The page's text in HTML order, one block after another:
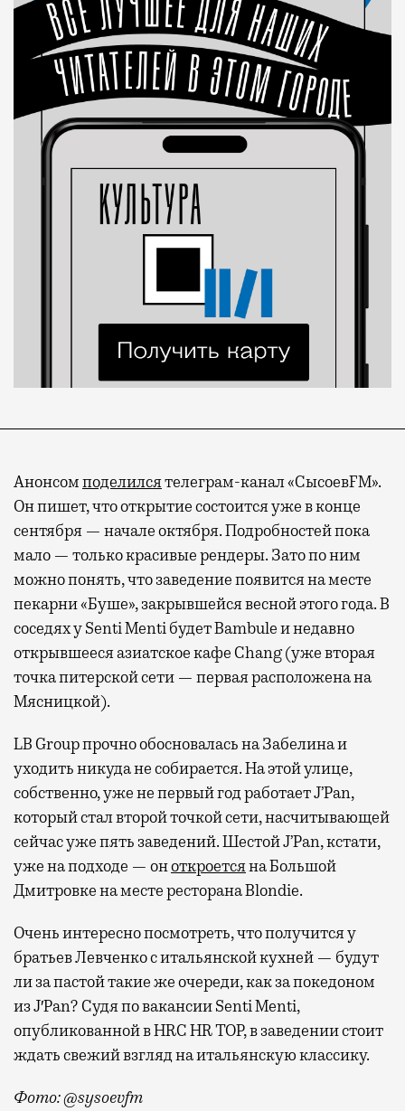
Анонсомподелилсятелеграм-канал «СысоевFM».
Он пишет, что открытие состоится уже в конце
сентября — начале октября. Подробностей пока
мало — только красивые рендеры. Зато по ним
можно понять, что заведение появится на месте
пекарни «Буше», закрывшейся весной этого года. В
соседях у Senti Menti будет Bambule и недавно
открывшееся азиатское кафе Chang (уже вторая
точка питерской сети — первая расположена на
Мясницкой).
LB Group прочно обосновалась на Забелина и
уходить никуда не собирается. На этой улице,
собственно, уже не первый год работает J’Pan,
который стал второй точкой сети, насчитывающей
сейчас уже пять заведений. Шестой J’Pan, кстати,
уже на подходе — оноткроетсяна Большой
Дмитровке на месте ресторана Blondie.
Очень интересно посмотреть, что получится у
братьев Левченко с итальянской кухней — будут
ли за пастой такие же очереди, как за покедоном
из J′Pan? Судя по вакансии Senti Menti,
опубликованной в HRC HR TOP, в заведении стоит
ждать свежий взгляд на итальянскую классику.
Фото: @sysoevfm